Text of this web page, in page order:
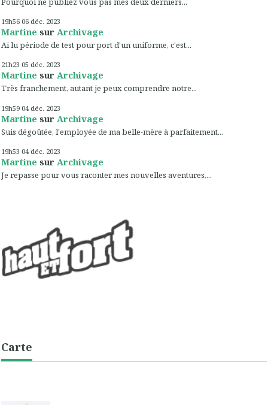
19h56 06 déc. 2023
Martine sur Archivage
Ai lu période de test pour port d'un uniforme, c'est...
21h23 05 déc. 2023
Martine sur Archivage
Très franchement, autant je peux comprendre notre...
19h59 04 déc. 2023
Martine sur Archivage
Suis dégoûtée, l'employée de ma belle-mère à parfaitement...
19h53 04 déc. 2023
Martine sur Archivage
Je repasse pour vous raconter mes nouvelles aventures,...
Carte